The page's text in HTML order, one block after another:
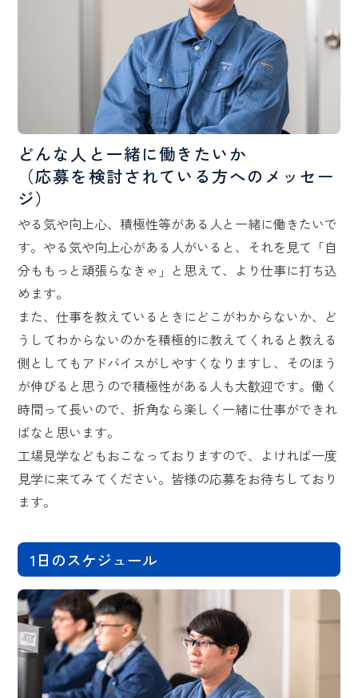
どんな人と一緒に働きたいか
（応募を検討されている方へのメッセー
ジ）
やる気や向上心、積極性等がある人と一緒に働きたいで
す。やる気や向上心がある人がいると、それを見て「自
分ももっと頑張らなきゃ」と思えて、より仕事に打ち込
めます。
また、仕事を教えているときにどこがわからないか、ど
うしてわからないのかを積極的に教えてくれると教える
側としてもアドバイスがしやすくなりますし、そのほう
が伸びると思うので積極性がある人も大歓迎です。働く
時間って長いので、折角なら楽しく一緒に仕事ができれ
ばなと思います。
工場見学などもおこなっておりますので、よければ一度
見学に来てみてください。皆様の応募をお待ちしており
ます。
1日のスケジュール